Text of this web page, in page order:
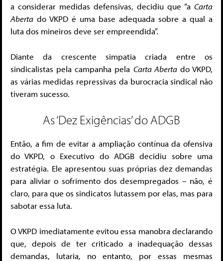
a considerar medidas defensivas, decidiu que “a Carta
Aberta do VKPD é uma base adequada sobre a qual a
luta dos mineiros deve ser empreendida”.
Diante da crescente simpatia criada entre os
sindicalistas pela campanha pela Carta Abertado VKPD,
as várias medidas repressivas da burocracia sindical não
tiveram sucesso.
As ‘Dez Exigências’ do ADGB
Então, a fim de evitar a ampliação contínua da ofensiva
do VKPD, o Executivo do ADGB decidiu sobre uma
estratégia. Ele apresentou suas próprias dez demandas
para aliviar o sofrimento dos desempregados – não, é
claro, para que os sindicatos lutassem por elas, mas para
sabotar essa luta.
O VKPD imediatamente evitou essa manobra declarando
que, depois de ter criticado a inadequação dessas
demandas, lutaria, no entanto, por essas mesmas